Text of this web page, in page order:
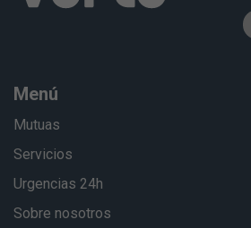
Menú
Mutuas
Servicios
Urgencias 24h
Sobre nosotros